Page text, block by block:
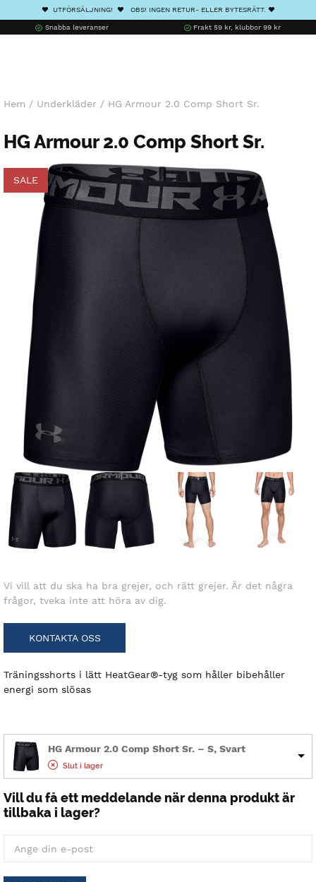
❤️ UTFÖRSÄLJNING! ❤️ OBS! INGEN RETUR- ELLER BYTESRÄTT. ❤️
Snabba leveranser Frakt 59 kr, klubbor 99 kr
Hem / Underkläder / HG Armour 2.0 Comp Short Sr.
HG Armour 2.0 Comp Short Sr.
SALE
Vi vill att du ska ha bra grejer, och rätt grejer. Är det några
frågor, tveka inte att höra av dig.
KONTAKTA OSS
Träningsshorts i lätt HeatGear®-tyg som håller bibehåller
energi som slösas
HG Armour 2.0 Comp Short Sr. – S, Svart
Slut i lager
Vill du få ett meddelande när denna produkt är
tillbaka i lager?